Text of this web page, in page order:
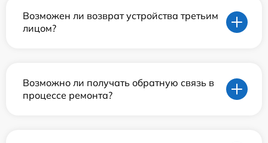
Возможен ли возврат устройства третьим
лицом?
Возможно ли получать обратную связь в
процессе ремонта?